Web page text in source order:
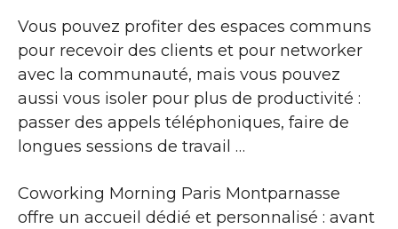
Vous pouvez profiter des espaces communs
pour recevoir des clients et pour networker
avec la communauté, mais vous pouvez
aussi vous isoler pour plus de productivité :
passer des appels téléphoniques, faire de
longues sessions de travail …
Coworking Morning Paris Montparnasse
offre un accueil dédié et personnalisé : avant